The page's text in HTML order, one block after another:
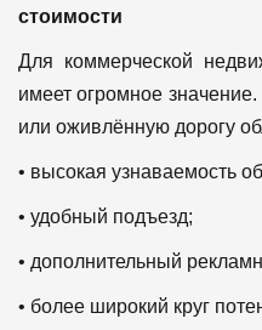
стоимости
Для коммерческой
имеет огромное значение.
или оживлённую дорогу
• высокая узнаваемость
• удобный подъезд;
• дополнительный
• более широкий круг